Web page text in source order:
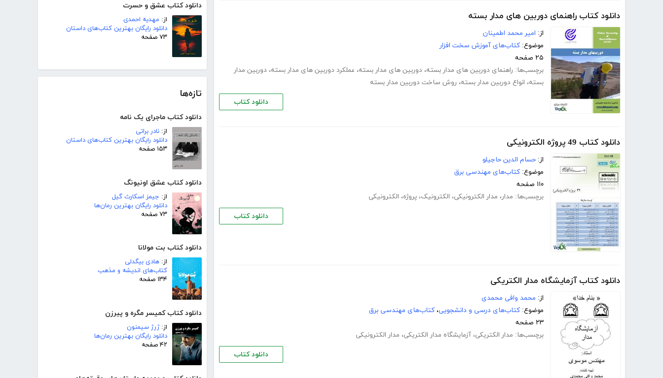
دانلود کتاب عشق و حسرت
از: مهدیه احمدی
دانلود رایگان بهترین کتاب‌های داستان
۷۳ صفحه
تازه‌ها
دانلود کتاب ماجرای یک نامه
از: نادر براتی
دانلود رایگان بهترین کتاب‌های داستان
۱۵۳ صفحه
دانلود کتاب عشق اونیونگ
از: جیمز اسکارث گیل
دانلود رایگان بهترین رمان‌ها
۷۳ صفحه
دانلود کتاب بت مولانا
از: هادی بیگدلی
کتاب‌های اندیشه و مذهب
۱۳۴ صفحه
دانلود کتاب کمیسر مگره و پیرزن
از:ژرژ سیمنون
دانلود رایگان بهترین رمان‌ها
۴۲ صفحه
دانلود کتاب راهنمای دوربین های مدار بسته
از: امیر محمد اطمینان
موضوع: کتاب‌های آموزش سخت افزار
۲۵ صفحه
برچسب‌ها: راهنمای دوربین های مدار بسته، دوربین های مدار بسته، عملکرد دوربین های مدار بسته، دوربین مدار
بسته، انواع دوربین مدار بسته، روش ساخت دوربین مدار بسته
دانلود کتاب
دانلود کتاب 49 پروژه الکترونیکی
از: حسام الدین حاجیلو
موضوع: کتاب‌های مهندسی برق
۱۱۰ صفحه
برچسب‌ها: مدار، مدار الکترونیکی، الکترونیک، پروژه، الکترونیکی
دانلود کتاب
دانلود کتاب آزمایشگاه مدار الکتریکی
از: محمد وافی محمدی
موضوع: کتاب‌های درسی و دانشجویی، کتاب‌های مهندسی برق
۲۳ صفحه
برچسب‌ها: مدار الکتریکی، آزمایشگاه مدار الکتریکی، مدار الکترونیکی
دانلود کتاب